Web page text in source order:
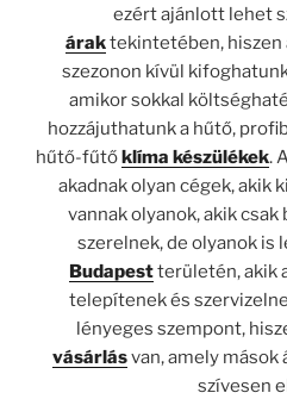
ezért ajánlott lehet
áraktekintetében, hiszen
szezonon kívül
amikor sokkal
hozzájuthatunk a hűtő,
hűtő-fűtő klíma készülékek.
akadnak olyan cégek, akik
vannak olyanok, akik
szerelnek, de olyanok is
Budapestterületén, akik
telepítenek és
lényeges szempont,
vásárlásvan, amely
szívesen